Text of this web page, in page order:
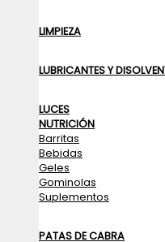
LIMPIEZA
LUBRICANTES Y
LUCES
NUTRICIÓN
Barritas
Bebidas
Geles
Gominolas
Suplementos
PATAS DE CABRA